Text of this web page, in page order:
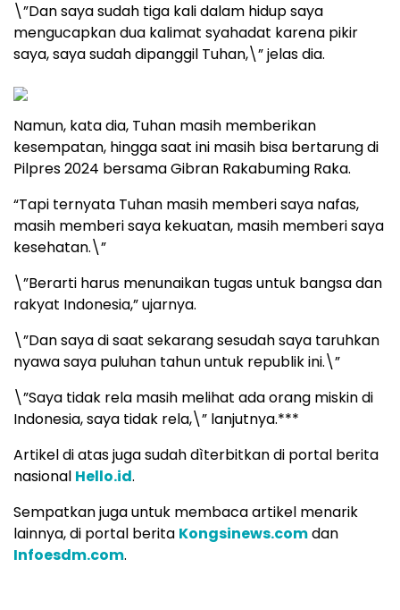
\”Dan saya sudah tiga kali dalam hidup saya
mengucapkan dua kalimat syahadat karena pikir
saya, saya sudah dipanggil Tuhan,\” jelas dia.
Namun, kata dia, Tuhan masih memberikan
kesempatan, hingga saat ini masih bisa bertarung di
Pilpres 2024 bersama Gibran Rakabuming Raka.
“Tapi ternyata Tuhan masih memberi saya nafas,
masih memberi saya kekuatan, masih memberi saya
kesehatan.\”
\”Berarti harus menunaikan tugas untuk bangsa dan
rakyat Indonesia,” ujarnya.
\”Dan saya di saat sekarang sesudah saya taruhkan
nyawa saya puluhan tahun untuk republik ini.\”
\”Saya tidak rela masih melihat ada orang miskin di
Indonesia, saya tidak rela,\” lanjutnya.***
Artikel di atas juga sudah dìterbitkan di portal berita
nasional Hello.id.
Sempatkan juga untuk membaca artikel menarik
lainnya, di portal berita Kongsinews.comdan
Infoesdm.com.